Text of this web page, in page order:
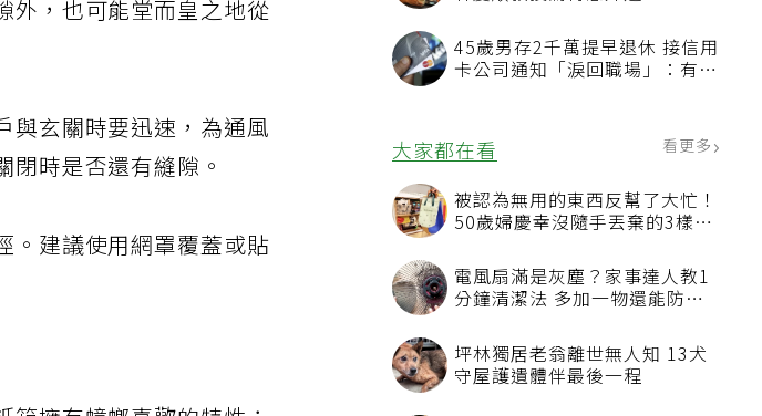
林慶順教授驚傳意外過世
45歲男存2千萬提早退休 接信用
卡公司通知「淚回職場」：有錢
大家都在看
被認為無用的東西反幫了大忙！
50歲婦慶幸沒隨手丟棄的3樣物
電風扇滿是灰塵？家事達人教1
坪林獨居老翁離世無人知 13犬
守屋護遺體伴最後一程
外，也可能堂而皇之地從
與玄關時要迅速，為通風
時是否還有縫隙。
。建議使用網罩覆蓋或貼